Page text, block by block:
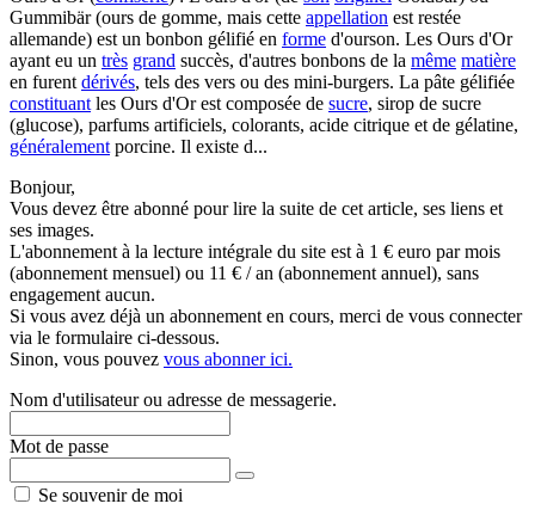
Gummibär (ours de gomme, mais cette appellation est restée
allemande) est un bonbon gélifié en forme d'ourson. Les Ours d'Or
ayant eu un très grand succès, d'autres bonbons de la même matière
en furent dérivés, tels des vers ou des mini-burgers. La pâte gélifiée
constituant les Ours d'Or est composée de sucre, sirop de sucre
(glucose), parfums artificiels, colorants, acide citrique et de gélatine,
généralement porcine. Il existe d...
Bonjour,
Vous devez être abonné pour lire la suite de cet article, ses liens et
ses images.
L'abonnement à la lecture intégrale du site est à 1 € euro par mois
(abonnement mensuel) ou 11 € / an (abonnement annuel), sans
engagement aucun.
Si vous avez déjà un abonnement en cours, merci de vous connecter
via le formulaire ci-dessous.
Sinon, vous pouvez vous abonner ici.
Nom d'utilisateur ou adresse de messagerie.
Mot de passe
Se souvenir de moi